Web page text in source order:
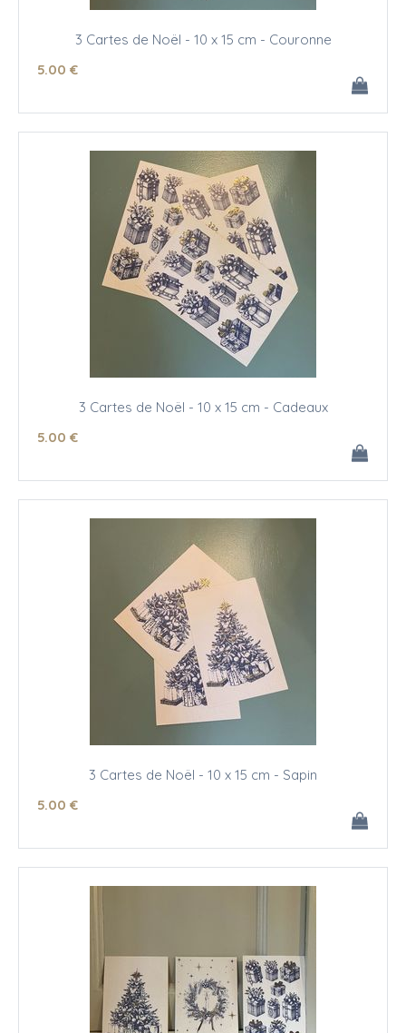
3 Cartes de Noël - 10 x 15 cm - Couronne
5.00 €
3 Cartes de Noël - 10 x 15 cm - Cadeaux
5.00 €
3 Cartes de Noël - 10 x 15 cm - Sapin
5.00 €